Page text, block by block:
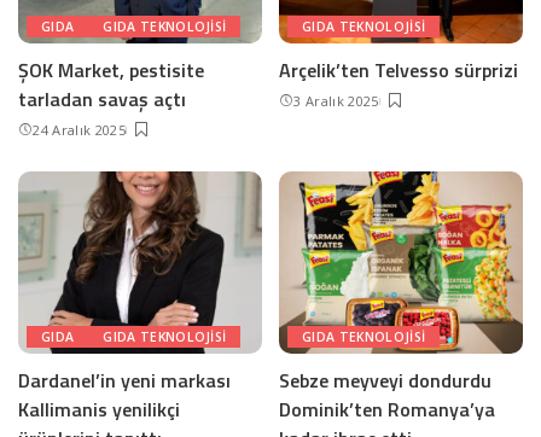
GIDA GIDA TEKNOLOJISI
ŞOK Market, pestisite
tarladan savaş açtı
24 Aralık 2025
GIDA TEKNOLOJISI
Arçelik’ten Telvesso sürprizi
3 Aralık 2025
GIDA GIDA TEKNOLOJISI
Dardanel’in yeni markası
Kallimanis yenilikçi
GIDA TEKNOLOJISI
Sebze meyveyi dondurdu
Dominik’ten Romanya’ya